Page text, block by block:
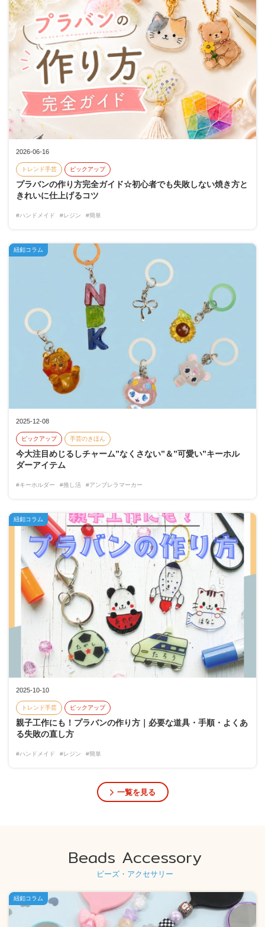
2026-06-16
トレンド手芸 ピックアップ
プラバンの作り方完全ガイド☆初心者でも失敗しない焼き方と
きれいに仕上げるコツ
#ハンドメイド #レジン #簡単
2025-12-08
ピックアップ 手芸のきほん
今大注目めじるしチャーム”なくさない”＆”可愛い”キーホル
ダーアイテム
#キーホルダー #推し活 #アンブレラマーカー
紐釦コラム
2025-10-10
トレンド手芸 ピックアップ
親子工作にも！プラバンの作り方｜必要な道具・手順・よくあ
る失敗の直し方
#ハンドメイド #レジン #簡単
紐釦コラム
一覧を見る
Beads Accessory
ビーズ・アクセサリー
紐釦コラム